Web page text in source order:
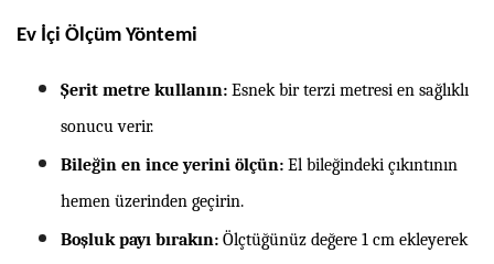
Ev İçi Ölçüm Yöntemi
Şerit metre kullanın: Esnek bir terzi metresi en sağlıklı
sonucu verir.
Bileğin en ince yerini ölçün: El bileğindeki çıkıntının
hemen üzerinden geçirin.
Boşluk payı bırakın: Ölçtüğünüz değere 1 cm ekleyerek